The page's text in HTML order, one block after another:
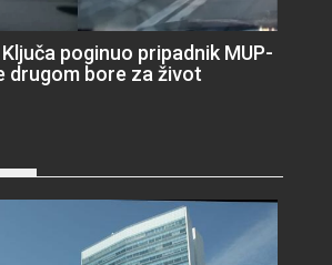
poginuo pripadnik MUP-
drugom bore za život